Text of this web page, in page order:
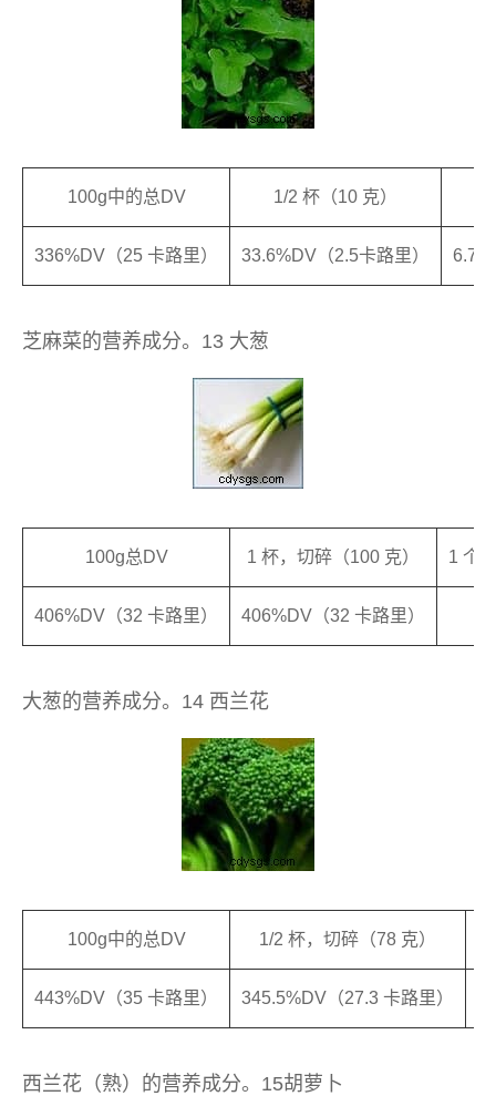
100g中的总DV 1/2 杯（10 克）
336%DV（25 卡路里） 33.6%DV（2.5卡路里）
芝麻菜的营养成分。13 大葱
100g总DV 1 杯，切碎（100 克） 1 个
406%DV（32 卡路里） 406%DV（32 卡路里）
大葱的营养成分。14 西兰花
100g中的总DV 1/2 杯，切碎（78 克）
443%DV（35 卡路里） 345.5%DV（27.3 卡路里）
西兰花（熟）的营养成分。15胡萝卜